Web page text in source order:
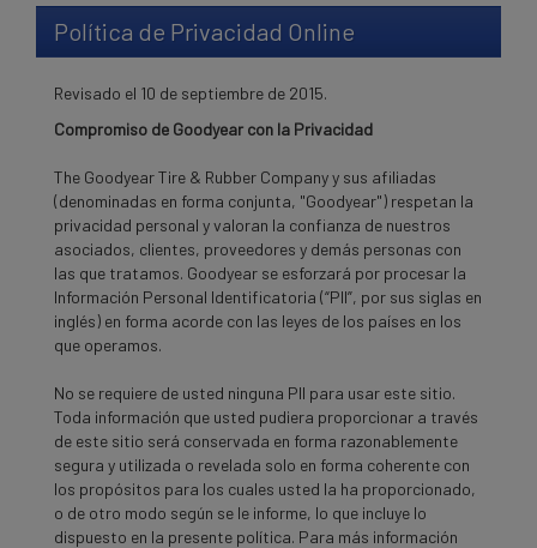
Política de Privacidad Online
Revisado el 10 de septiembre de 2015.
Compromiso de Goodyear con la Privacidad
The Goodyear Tire & Rubber Company y sus afiliadas
(denominadas en forma conjunta, "Goodyear") respetan la
privacidad personal y valoran la confianza de nuestros
asociados, clientes, proveedores y demás personas con
las que tratamos. Goodyear se esforzará por procesar la
Información Personal Identificatoria (“PII”, por sus siglas en
inglés) en forma acorde con las leyes de los países en los
que operamos.
No se requiere de usted ninguna PII para usar este sitio.
Toda información que usted pudiera proporcionar a través
de este sitio será conservada en forma razonablemente
segura y utilizada o revelada solo en forma coherente con
los propósitos para los cuales usted la ha proporcionado,
o de otro modo según se le informe, lo que incluye lo
dispuesto en la presente política. Para más información